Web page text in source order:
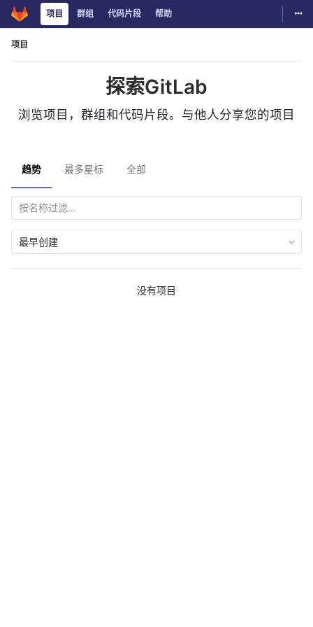
Skip to content
项目 群组 代码片段 帮助 切
项目
探索GitLab
浏览项目，群组和代码片段。与他人分享您的项目
趋势 最多星标 全部
最早创建
没有项目